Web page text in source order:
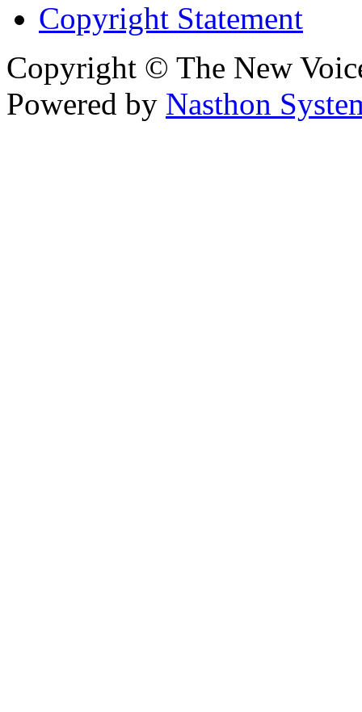
Copyright Statement
Copyright © The New
Powered by Nasthon